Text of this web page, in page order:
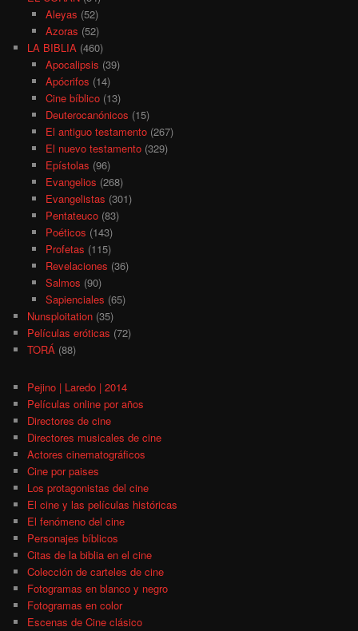
Aleyas (52)
Azoras (52)
LA BIBLIA (460)
Apocalipsis (39)
Apócrifos (14)
Cine bíblico(13)
Deuterocanónicos (15)
El antiguo testamento(267)
El nuevo testamento(329)
Epístolas (96)
Evangelios (268)
Evangelistas (301)
Pentateuco(83)
Poéticos (143)
Profetas (115)
Revelaciones (36)
Salmos (90)
Sapienciales (65)
Nunsploitation (35)
Películas eróticas (72)
TORÁ (88)
Pejino | Laredo | 2014
Películas online por años
Directores de cine
Directores musicales de cine
Actores cinematográficos
Cine por paises
Los protagonistas del cine
El cine y las películas históricas
El fenómeno del cine
Personajes bíblicos
Citas de la biblia en el cine
Colección de carteles de cine
Fotogramas en blanco y negro
Fotogramas en color
Escenas de Cine clásico